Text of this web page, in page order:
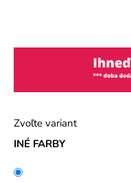
INÉ FARBY
Zvoľte variant